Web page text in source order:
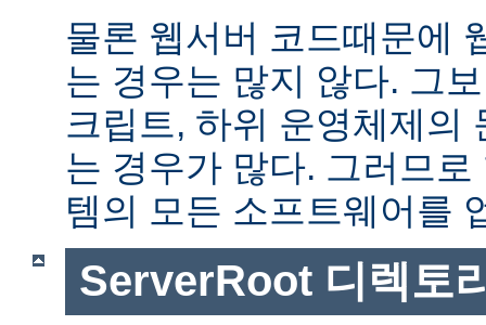
물론 웹서버 코드때문에
는 경우는 많지 않다. 그
크립트, 하위 운영체제의
는 경우가 많다. 그러므
템의 모든 소프트웨어를
ServerRoot 디렉토